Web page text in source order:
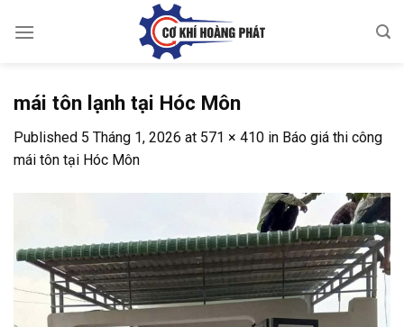
mái tôn lạnh tại Hóc Môn
Published 5 Tháng 1, 2026 at 571 × 410 in Báo giá thi công
mái tôn tại Hóc Môn